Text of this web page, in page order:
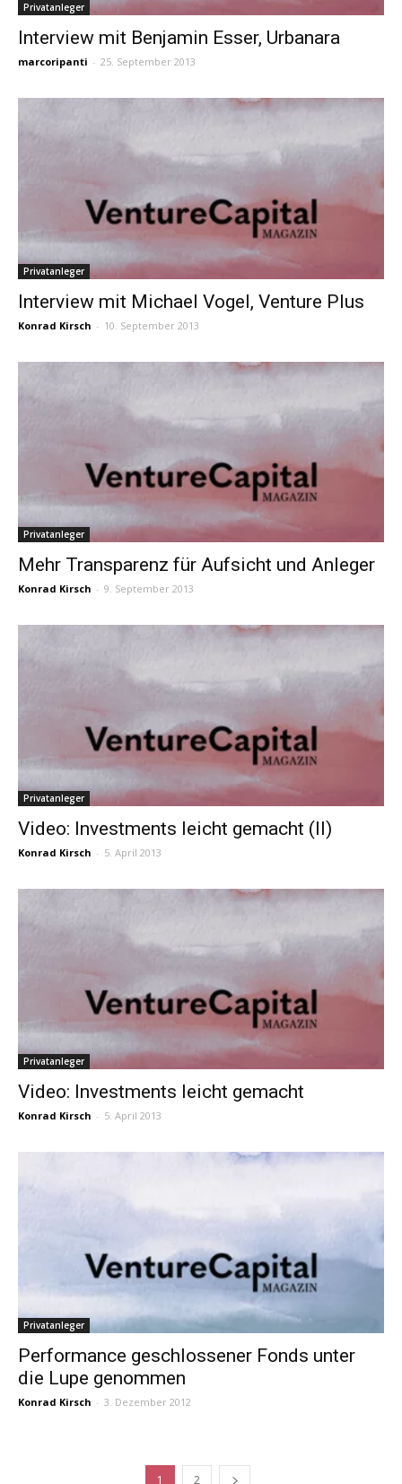
Privatanleger
Interview mit Benjamin Esser, Urbanara
marcoripanti - 25. September 2013
Privatanleger
Interview mit Michael Vogel, Venture Plus
Konrad Kirsch - 10. September 2013
Privatanleger
Mehr Transparenz für Aufsicht und Anleger
Konrad Kirsch - 9. September 2013
Privatanleger
Video: Investments leicht gemacht (II)
Konrad Kirsch - 5. April 2013
Privatanleger
Video: Investments leicht gemacht
Konrad Kirsch - 5. April 2013
Privatanleger
Performance geschlossener Fonds unter
die Lupe genommen
Konrad Kirsch - 3. Dezember 2012
1 2